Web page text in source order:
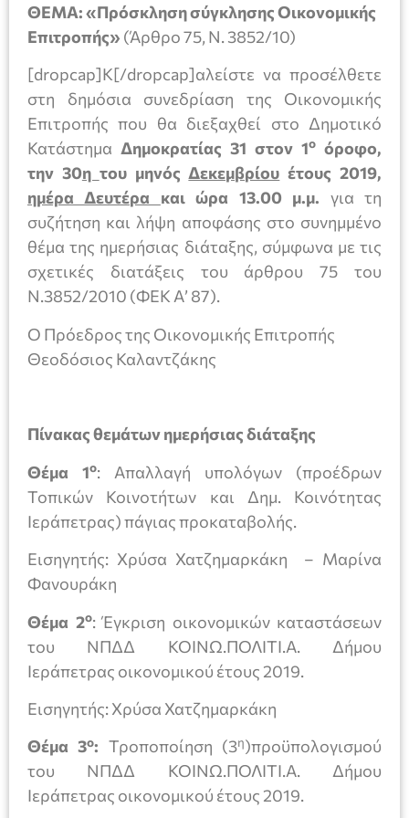
ΘΕΜΑ: «Πρόσκληση σύγκλησης Οικονομικής
Επιτροπής» (Άρθρο 75, Ν. 3852/10)
[dropcap]Κ[/dropcap]αλείστε να προσέλθετε
στη δημόσια συνεδρίαση της Οικονομικής
Επιτροπής που θα διεξαχθεί στο Δημοτικό
Κατάστημα Δημοκρατίας 31 στον 1ο όροφο,
την 30η του μηνός Δεκεμβρίου έτους 2019,
ημέρα Δευτέρα και ώρα 13.00 μ.μ. για τη
συζήτηση και λήψη αποφάσης στο συνημμένο
θέμα της ημερήσιας διάταξης, σύμφωνα με τις
σχετικές διατάξεις του άρθρου 75 του
Ν.3852/2010 (ΦΕΚ Α’ 87).
Ο Πρόεδρος της Οικονομικής Επιτροπής
Θεοδόσιος Καλαντζάκης
Πίνακας θεμάτων ημερήσιας διάταξης
Θέμα 1ο: Απαλλαγή υπολόγων (προέδρων
Τοπικών Κοινοτήτων και Δημ. Κοινότητας
Ιεράπετρας) πάγιας προκαταβολής.
Εισηγητής: Χρύσα Χατζημαρκάκη – Μαρίνα
Φανουράκη
Θέμα 2ο: Έγκριση οικονομικών καταστάσεων
του ΝΠΔΔ ΚΟΙΝΩ.ΠΟΛΙΤΙ.Α. Δήμου
Ιεράπετρας οικονομικού έτους 2019.
Εισηγητής: Χρύσα Χατζημαρκάκη
Θέμα 3ο: Τροποποίηση (3η)προϋπολογισμού
του ΝΠΔΔ ΚΟΙΝΩ.ΠΟΛΙΤΙ.Α. Δήμου
Ιεράπετρας οικονομικού έτους 2019.